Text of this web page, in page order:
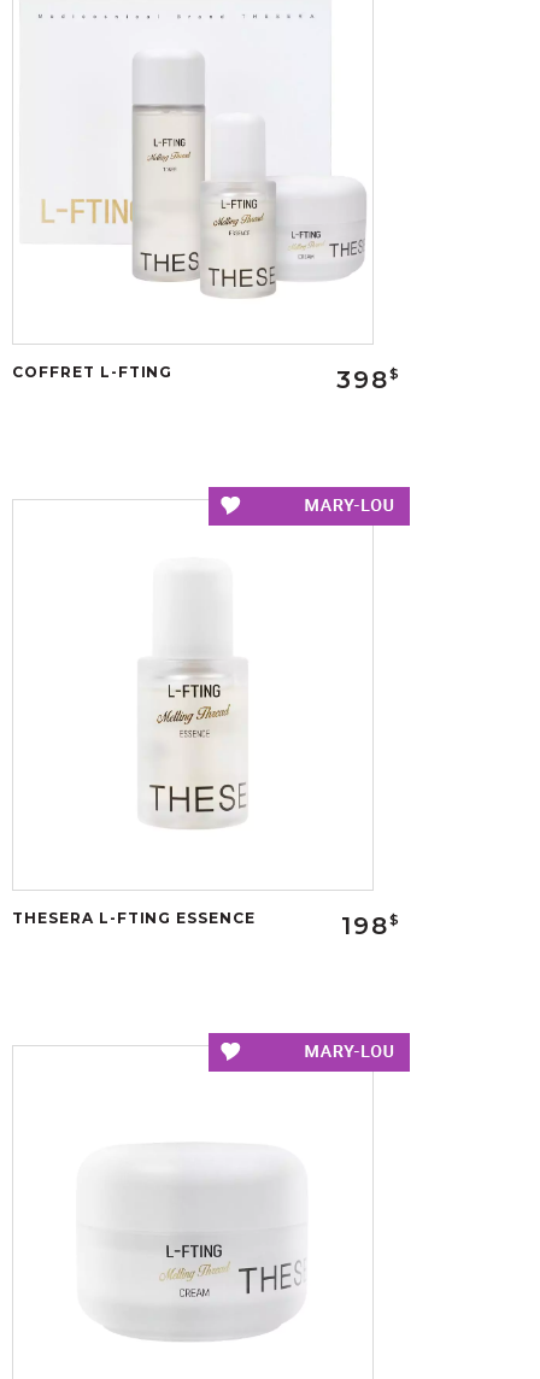
COFFRET L-FTING 398$
THESERA L-FTING ESSENCE 198$